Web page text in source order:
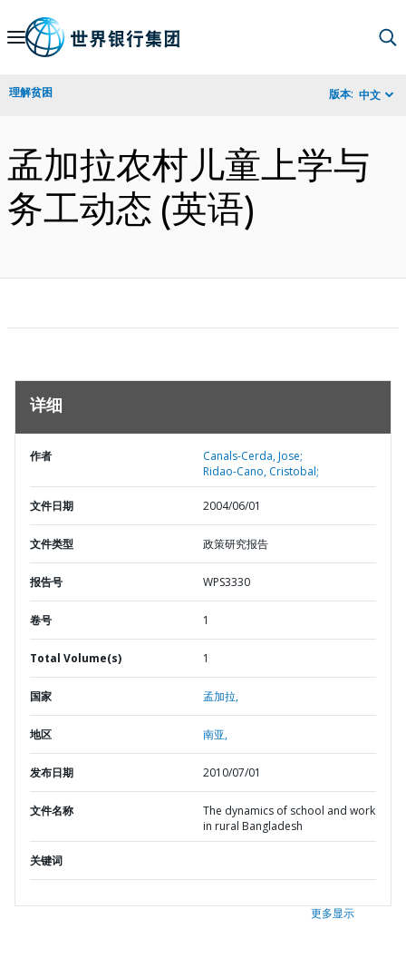
Skip
Navigation
理解贫困 版本: 中文
孟加拉农村儿童上学与
务工动态 (英语)
详细
作者
Canals-Cerda, Jose;
Ridao-Cano, Cristobal;
文件日期 2004/06/01
文件类型 政策研究报告
报告号 WPS3330
卷号 1
Total Volume(s) 1
国家 孟加拉,
地区 南亚,
发布日期 2010/07/01
文件名称
The dynamics of school and work
in rural Bangladesh
关键词
更多显示